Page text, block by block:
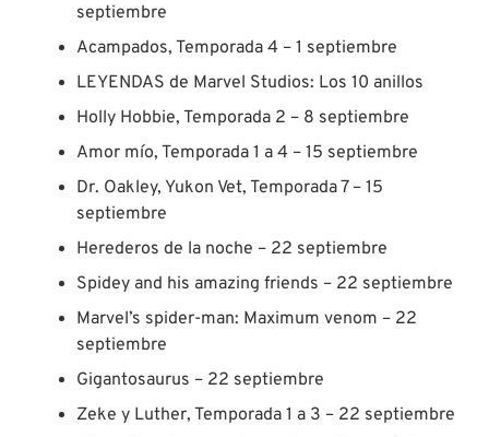
septiembre
Acampados, Temporada 4 – 1 septiembre
LEYENDAS de Marvel Studios: Los 10 anillos
Holly Hobbie, Temporada 2 – 8 septiembre
Amor mío, Temporada 1 a 4 – 15 septiembre
Dr. Oakley, Yukon Vet, Temporada 7 – 15
septiembre
Herederos de la noche – 22 septiembre
Spidey and his amazing friends – 22 septiembre
Marvel’s spider-man: Maximum venom – 22
septiembre
Gigantosaurus – 22 septiembre
Zeke y Luther, Temporada 1 a 3 – 22 septiembre